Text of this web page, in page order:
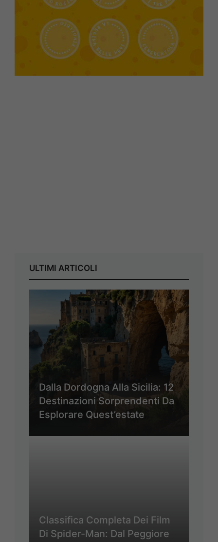
ULTIMI ARTICOLI
Dalla Dordogna Alla Sicilia: 12
Destinazioni Sorprendenti Da
Esplorare Quest’estate
Classifica Completa Dei Film
Di Spider-Man: Dal Peggiore